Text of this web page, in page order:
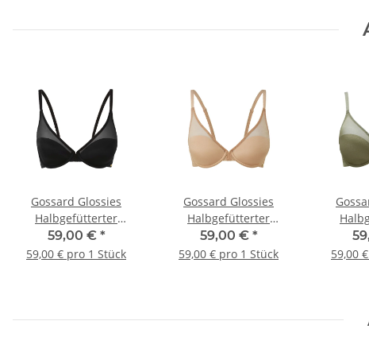
Gossard Glossies
Halbgefütterter
Triangel BH Black
59,00 € *
59,00 € pro 1 Stück
Gossard Glossies
Halbgefütterter
Triangel BH Nude
59,00 € *
59,00 € pro 1 Stück
59,00